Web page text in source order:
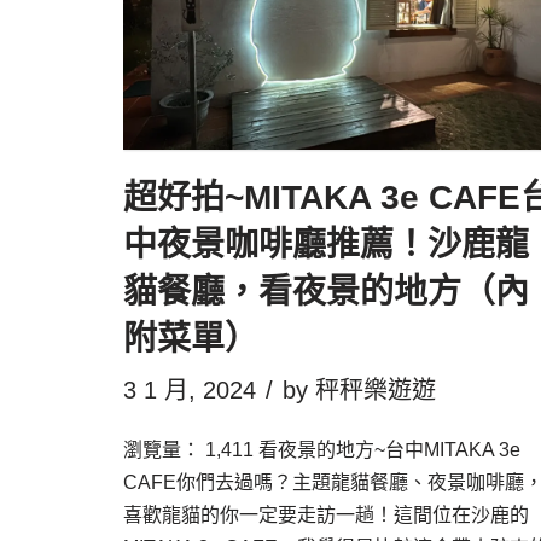
超好拍~MITAKA 3e CAFE
中夜景咖啡廳推薦！沙鹿龍
貓餐廳，看夜景的地方（內
附菜單）
3 1 月, 2024 by 秤秤樂遊遊
瀏覽量： 1,411 看夜景的地方~台中MITAKA 3e
CAFE你們去過嗎？主題龍貓餐廳、夜景咖啡廳
喜歡龍貓的你一定要走訪一趟！這間位在沙鹿的